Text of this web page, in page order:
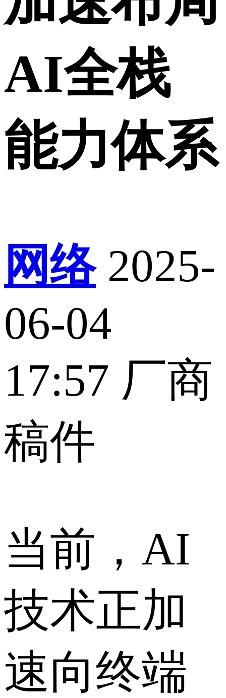
AI全栈
能力体系
网络 2025-
06-04
17:57 厂商
稿件
当前，AI
技术正加
速向终端